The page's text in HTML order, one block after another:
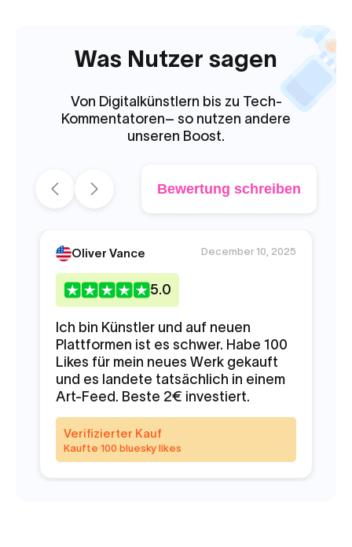
Was Nutzer sagen
Von Digitalkünstlern bis zu Tech-
Kommentatoren– so nutzen andere
unseren Boost.
Bewertung schreiben
Oliver Vance December 10, 2025
5.0
Ich bin Künstler und auf neuen
Plattformen ist es schwer. Habe 100
Likes für mein neues Werk gekauft
und es landete tatsächlich in einem
Art-Feed. Beste 2€ investiert.
Verifizierter Kauf
Kaufte 100 bluesky likes